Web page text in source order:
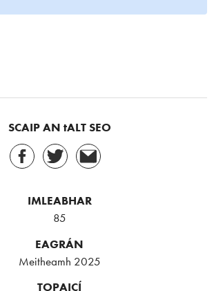
SCAIP AN tALT SEO
IMLEABHAR
85
EAGRÁN
Meitheamh 2025
TOPAICÍ